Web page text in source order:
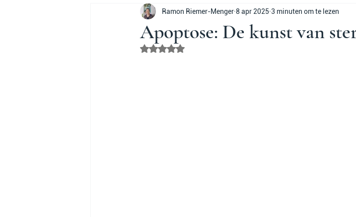
Psychisch Welzijn Gewichtsbeheersing
Apoptose: De kunst van
Ramon Riemer-Menger 8 apr 2025 3 minuten om te lezen
Beoordeeld met NaN uit 5 sterren.